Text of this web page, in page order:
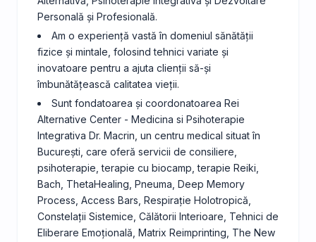
Personală și Profesională.
Am o experiență vastă în domeniul sănătății
fizice și mintale, folosind tehnici variate și
inovatoare pentru a ajuta clienții să-și
îmbunătățească calitatea vieții.
Sunt fondatoarea și coordonatoarea Rei
Alternative Center - Medicina si Psihoterapie
Integrativa Dr. Macrin, un centru medical situat în
București, care oferă servicii de consiliere,
psihoterapie, terapie cu biocamp, terapie Reiki,
Bach, ThetaHealing, Pneuma, Deep Memory
Process, Access Bars, Respirație Holotropică,
Constelații Sistemice, Călătorii Interioare, Tehnici de
Eliberare Emoțională, Matrix Reimprinting, The New